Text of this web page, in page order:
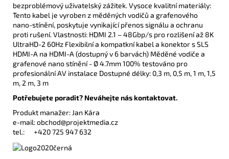
bezproblémový uživatelský zážitek. Vysoce kvalitní materiály:
Tento kabel je vyroben z měděných vodičů a grafenového
nano-stínění, poskytuje vynikající přenos signálu a ochranu
proti rušení. Vlastnosti: HDMI 2.1 – 48Gbp/s pro rozlišení až 8K
UltraHD-2 60Hz Flexibilní a kompatkní kabel a konektor s SLS
HDMI-A na HDMI-A (dostupný v 6 barvách) Měděné vodiče a
grafenové nano stínění - Ø 4.7mm 100% testováno pro
profesionální AV instalace Dostupné délky: 0,3 m, 0,5 m, 1 m, 1,5
m, 2 m, 3 m
Potřebujete poradit? Neváhejte nás kontaktovat.
Produkt manažer: Jan Kára
e-mail:obchod@projektmedia.cz
tel.: +420 725 947 632